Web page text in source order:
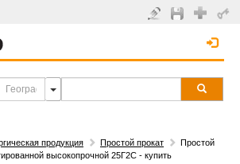
продукция Простой прокат
Простой
высокопрочной 25Г2С - купить